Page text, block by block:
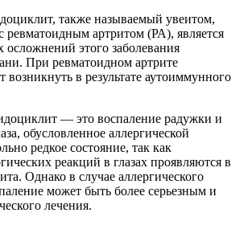
также называемый увеитом,
ревматоидным артритом (РА), является
осложнений этого заболевания
При ревматоидном артрите
в результате аутоиммунного
— это воспаление радужки и
обусловленное аллергической
редкое состояние, так как
реакций в глазах проявляются в
Однако в случае аллергического
может быть более серьезным и
лечения.